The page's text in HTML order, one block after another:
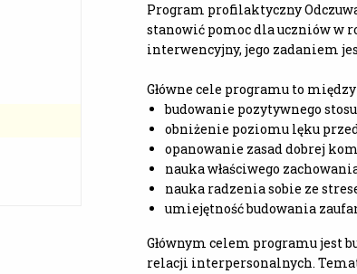
Program profilaktyczny
stanowić pomoc dla uczniów w
interwencyjny, jego zadaniem
Główne cele programu to
budowanie pozytywnego
obniżenie poziomu lęku
opanowanie zasad dobrej
nauka właściwego
nauka radzenia sobie ze
umiejętność budowania
Głównym celem programu jest
relacji interpersonalnych.